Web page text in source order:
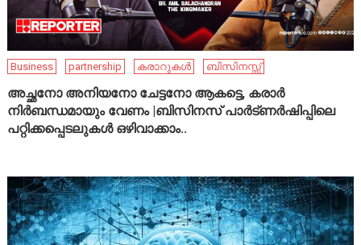
Business partnership കരാറുകൾ ബിസിനസ്സ്
അച്ഛനോ അനിയനോ ചേട്ടനോ ആകട്ടെ, കരാർ
നിർബന്ധമായും വേണം |ബിസിനസ് പാർട്ണർഷിപ്പിലെ
പറ്റിക്കപ്പെടലുകൾ ഒഴിവാക്കാം..